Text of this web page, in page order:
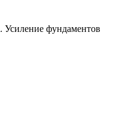
Усиление фундаментов